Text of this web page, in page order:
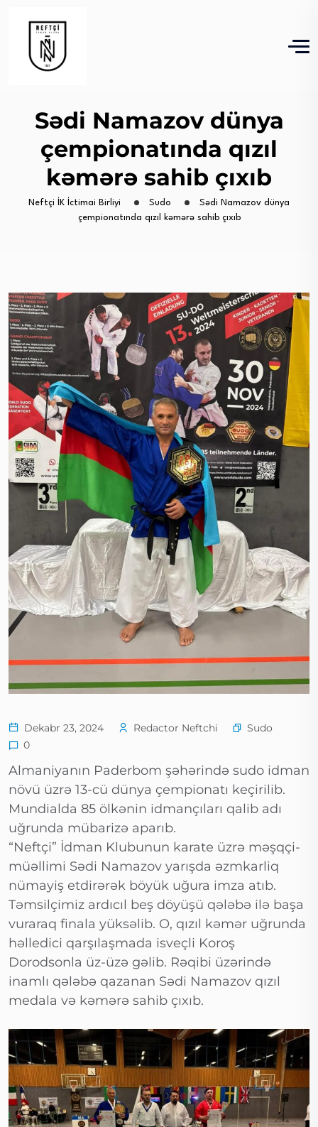
Sədi Namazov dünya
çempionatında qızıl
kəmərə sahib çıxıb
Neftçi İK İctimai Birliyi Sudo
Sədi Namazov dünya
çempionatında qızıl kəmərə sahib çıxıb
Dekabr 23, 2024 Redactor Neftchi
Sudo
0
Almaniyanın Paderbom şəhərində sudo idman
növü üzrə 13-cü dünya çempionatı keçirilib.
Mundialda 85 ölkənin idmançıları qalib adı
uğrunda mübarizə aparıb.
“Neftçi” İdman Klubunun karate üzrə məşqçi-
müəllimi Sədi Namazov yarışda əzmkarliq
nümayiş etdirərək böyük uğura imza atıb.
Təmsilçimiz ardıcıl beş döyüşü qələbə ilə başa
vuraraq finala yüksəlib. O, qızıl kəmər uğrunda
həlledici qarşılaşmada isveçli Koroş
Dorodsonla üz-üzə gəlib. Rəqibi üzərində
inamlı qələbə qazanan Sədi Namazov qızıl
medala və kəmərə sahib çıxıb.